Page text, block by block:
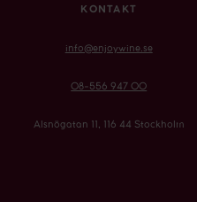
KONTAKT
info@enjoywine.se
08-556 947 00
Alsnögatan 11, 116 44 Stockholm